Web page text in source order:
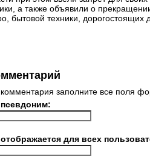
а также объявили о
бытовой техники, дорогостоящих
заполните все поля
для всех